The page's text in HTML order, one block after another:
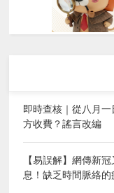
即時查核｜從八月
方收費？謠言改編
【易誤解】網傳新
息！缺乏時間脈絡的